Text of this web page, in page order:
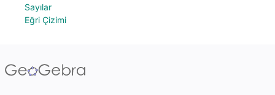
Sayılar
Eğri Çizimi